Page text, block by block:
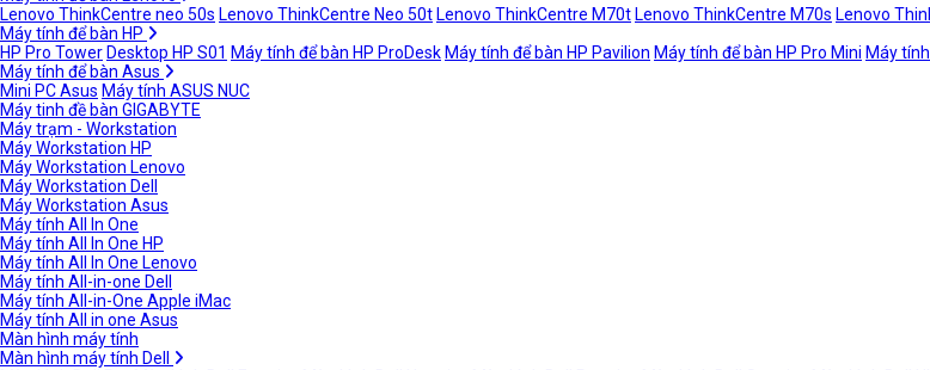
Lenovo ThinkCentre neo 50s Lenovo ThinkCentre Neo 50t Lenovo ThinkCentre M70t Lenovo ThinkCentre M70s Lenovo
Máy tính để bàn HP
HP Pro Tower Desktop HP S01 Máy tính để bàn HP ProDesk Máy tính để bàn HP Pavilion Máy tính để bàn HP Pro Mini Máy
Máy tính để bàn Asus
Mini PC Asus Máy tính ASUS NUC
Máy tinh đề bàn GIGABYTE
Máy trạm - Workstation
Máy Workstation HP
Máy Workstation Lenovo
Máy Workstation Dell
Máy Workstation Asus
Máy tính All In One
Máy tính All In One HP
Máy tính All In One Lenovo
Máy tính All-in-one Dell
Máy tính All-in-One Apple iMac
Máy tính All in one Asus
Màn hình máy tính
Màn hình máy tính Dell